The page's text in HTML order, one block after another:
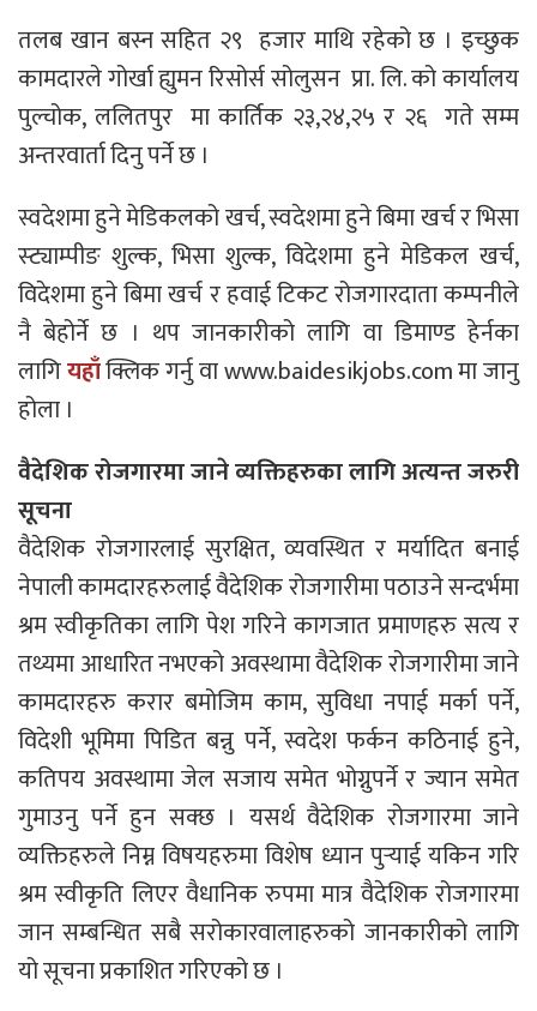
तलब खान बस्न सहित २९ हजार माथि रहेको छ । इच्छुक
कामदारले गोर्खा ह्युमन रिसोर्स सोलुसन प्रा. लि. को कार्यालय
पुल्चोक, ललितपुर मा कार्तिक २३,२४,२५ र २६ गते सम्म
अन्तरवार्ता दिनु पर्ने छ ।
स्वदेशमा हुने मेडिकलको खर्च, स्वदेशमा हुने बिमा खर्च र भिसा
स्ट्याम्पीङ शुल्क, भिसा शुल्क, विदेशमा हुने मेडिकल खर्च,
विदेशमा हुने बिमा खर्च र हवाई टिकट रोजगारदाता कम्पनीले
नै बेहोर्ने छ । थप जानकारीको लागि वा डिमाण्ड हेर्नका
लागियहाँक्लिक गर्नु वा www.baidesikjobs.com मा जानु
होला ।
वैदेशिक रोजगारमा जाने व्यक्तिहरुका लागि अत्यन्त जरुरी
सूचना
वैदेशिक रोजगारलाई सुरक्षित, व्यवस्थित र मर्यादित बनाई
नेपाली कामदारहरुलाई वैदेशिक रोजगारीमा पठाउने सन्दर्भमा
श्रम स्वीकृतिका लागि पेश गरिने कागजात प्रमाणहरु सत्य र
तथ्यमा आधारित नभएको अवस्थामा वैदेशिक रोजगारीमा जाने
कामदारहरु करार बमोजिम काम, सुविधा नपाई मर्का पर्ने,
विदेशी भूमिमा पिडित बन्नु पर्ने, स्वदेश फर्कन कठिनाई हुने,
कतिपय अवस्थामा जेल सजाय समेत भोग्नुपर्ने र ज्यान समेत
गुमाउनु पर्ने हुन सक्छ । यसर्थ वैदेशिक रोजगारमा जाने
व्यक्तिहरुले निम्न विषयहरुमा विशेष ध्यान पुर्‍याई यकिन गरि
श्रम स्वीकृति लिएर वैधानिक रुपमा मात्र वैदेशिक रोजगारमा
जान सम्बन्धित सबै सरोकारवालाहरुको जानकारीको लागि
यो सूचना प्रकाशित गरिएको छ ।